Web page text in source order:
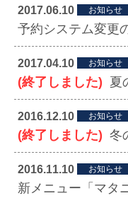
2017.06.10 お知らせ
予約システム変更
2017.04.10 お知らせ
(終了しました) 夏
2016.12.10 お知らせ
(終了しました) 冬の
2016.11.10 お知らせ